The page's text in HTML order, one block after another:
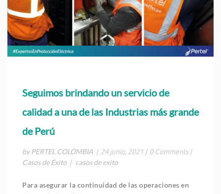
Seguimos brindando un servicio de
calidad a una de las Industrias más grande
de Perú
by PERTEL COLOMBIA | 24 junio, 2021 | 0 Comments |
Casos de Éxito | casos de exito
Para asegurar la continuidad de las operaciones en